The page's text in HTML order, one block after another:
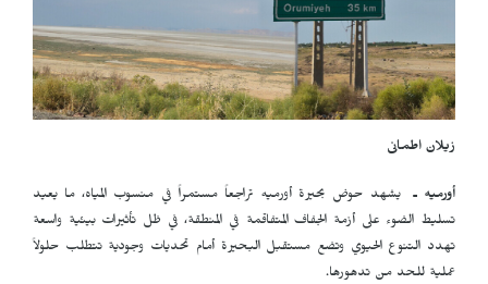
زيلان اطمانی
أورميه ـيشهد حوض بحيرة أورميه تراجعاً مستمراً في منسوب المياه، ما يعيد
تسليط الضوء على أزمة الجفاف المتفاقمة في المنطقة، في ظل تأثيرات بيئية واسعة
تهدد التنوع الحيوي وتضع مستقبل البحيرة أمام تحديات وجودية تتطلب حلولاً
عملية للحد من تدهورها.